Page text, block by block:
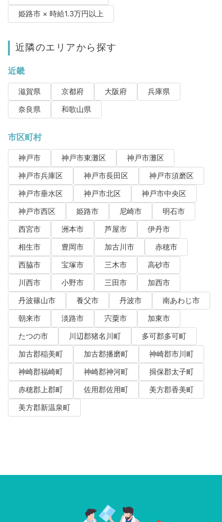
姫路市 × 時給1.3万円以上
近隣のエリアから探す
近畿
滋賀県 京都府 大阪府
兵庫県
奈良県
和歌山県
市区町村
神戸市 神戸市東灘区
神戸市灘区
神戸市兵庫区
神戸市長田区
神戸市須磨区
神戸市垂水区
神戸市北区
神戸市中央区
神戸市西区
姫路市 尼崎市
明石市
西宮市
洲本市 芦屋市
伊丹市
相生市
豊岡市 加古川市
赤穂市
西脇市
宝塚市 三木市
高砂市
川西市
小野市 三田市
加西市
丹波篠山市
養父市 丹波市
南あわじ市
朝来市
淡路市 宍粟市
加東市
たつの市
川辺郡猪名川町
多可郡多可町
加古郡稲美町
加古郡播磨町
神崎郡市川町
神崎郡福崎町
神崎郡神河町
揖保郡太子町
赤穂郡上郡町
佐用郡佐用町
美方郡香美町
美方郡新温泉町